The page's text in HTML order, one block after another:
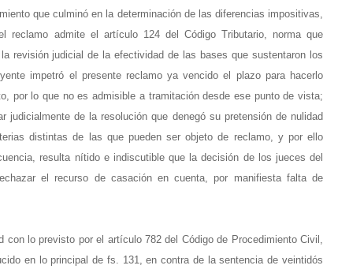
que culminó en la determinación de las diferencias impositivas,
reclamo admite el artículo 124 del Código Tributario, norma que
revisión judicial de la efectividad de las bases que sustentaron los
impetró el presente reclamo ya vencido el plazo para hacerlo
por lo que no es admisible a tramitación desde ese punto de vista;
judicialmente de la resolución que denegó su pretensión de nulidad
distintas de las que pueden ser objeto de reclamo, y por ello
resulta nítido e indiscutible que la decisión de los jueces del
el recurso de casación en cuenta, por manifiesta falta de
lo previsto por el artículo 782 del Código de Procedimiento Civil,
en lo principal de fs. 131, en contra de la sentencia de veintidós